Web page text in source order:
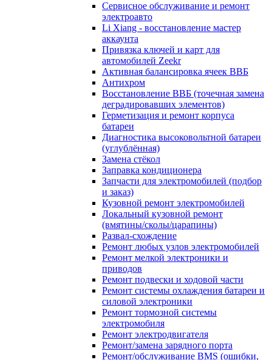
Сервисное обслуживание и ремонт
электроавто
Li Xiang - восстановление мастер
аккаунта
Привязка ключей и карт для
автомобилей Zeekr
Активная балансировка ячеек ВВБ
Антихром
Восстановление ВВБ (точечная замена
деградировавших элементов)
Герметизация и ремонт корпуса
батареи
Диагностика высоковольтной батареи
(углублённая)
Замена стёкол
Заправка кондиционера
Запчасти для электромобилей (подбор
и заказ)
Кузовной ремонт электромобилей
Локальный кузовной ремонт
(вмятины/сколы/царапины)
Развал-схождение
Ремонт любых узлов электромобилей
Ремонт мелкой электроники и
приводов
Ремонт подвески и ходовой части
Ремонт системы охлаждения батареи и
силовой электроники
Ремонт тормозной системы
электромобиля
Ремонт электродвигателя
Ремонт/замена зарядного порта
Ремонт/обслуживание BMS (ошибки,